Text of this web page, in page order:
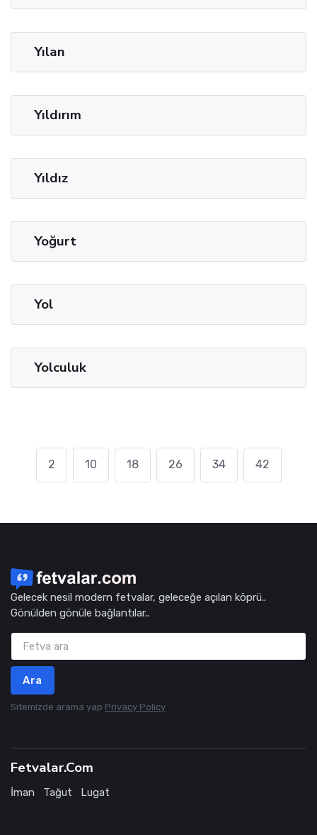
Yılan
Yıldırım
Yıldız
Yoğurt
Yol
Yolculuk
2 10 18 26 34 42
Gelecek nesil modern fetvalar, geleceğe açılan köprü..
Gönülden gönüle bağlantılar..
Ara
Sitemizde arama yap Privacy Policy
Fetvalar.Com
İman Tağut Lugat